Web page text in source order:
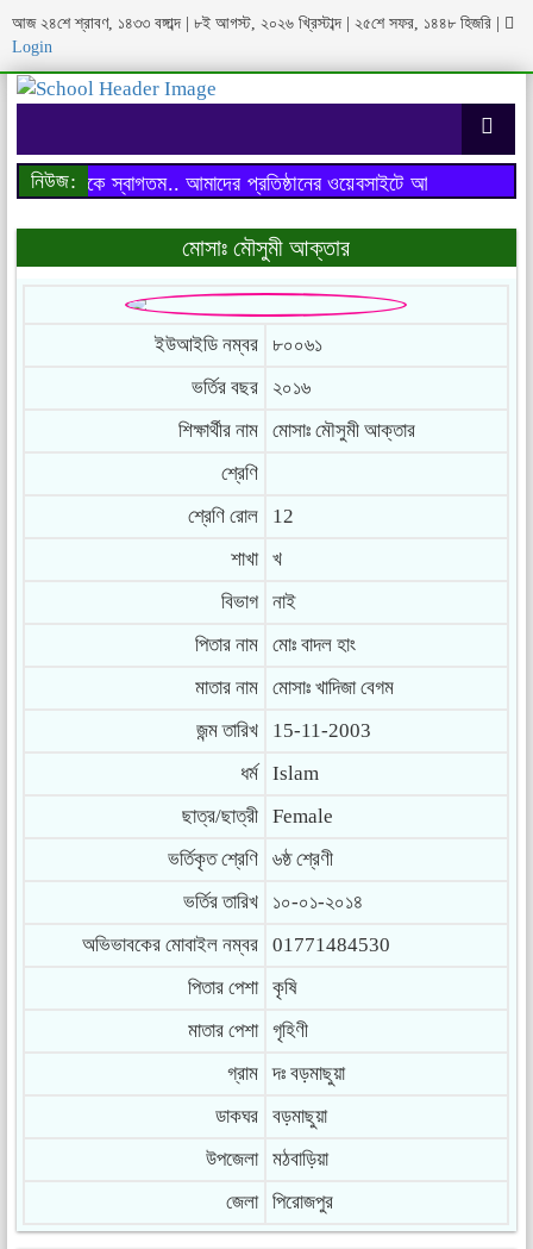
আজ ২৪শে শ্রাবণ, ১৪৩৩ বঙ্গাব্দ | ৮ই আগস্ট, ২০২৬ খ্রিস্টাব্দ | ২৫শে সফর, ১৪৪৮ হিজরি
Login
নিউজ: আমাদের প্রতিষ্ঠানের ওয়েবসাইটে আপনাকে স্বাগতম..
আপনাকে স্বাগতম..
মোসাঃ মৌসুমী আক্তার
ইউআইডি নম্বর
৮০০৬১
ভর্তির বছর
২০১৬
শিক্ষার্থীর নাম
মোসাঃ মৌসুমী আক্তার
শ্রেণি
শ্রেণি রোল
12
শাখা
খ
বিভাগ
নাই
পিতার নাম
মোঃ বাদল হাং
মাতার নাম
মোসাঃ খাদিজা বেগম
জন্ম তারিখ
15-11-2003
ধর্ম
Islam
ছাত্র/ছাত্রী
Female
ভর্তিকৃত শ্রেণি
৬ষ্ঠ শ্রেণী
ভর্তির তারিখ
১০-০১-২০১৪
অভিভাবকের মোবাইল নম্বর
01771484530
পিতার পেশা
কৃষি
মাতার পেশা
গৃহিণী
গ্রাম
দঃ বড়মাছুয়া
ডাকঘর
বড়মাছুয়া
উপজেলা
মঠবাড়িয়া
জেলা
পিরোজপুর